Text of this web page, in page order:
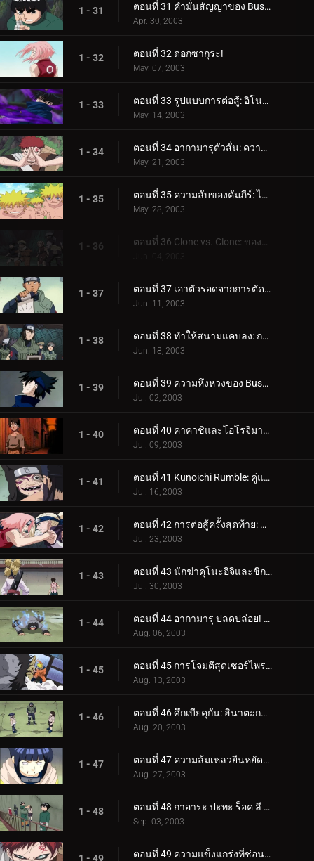
1 - 31 ตอนที่ 31 คำมั่นสัญญาของ Bushy Brow: ความรักและการคุ้มครองที่ไม่มีวันสิ้นสุด
Apr. 30, 2003
1 - 32 ตอนที่ 32 ดอกซากุระ!
May. 07, 2003
1 - 33 ตอนที่ 33 รูปแบบการต่อสู้: อิโนะ-ชิกะ-โจ!
May. 14, 2003
1 - 34 ตอนที่ 34 อากามารุตัวสั่น: ความแข็งแกร่งอันโหดร้ายของกาอาระ!
May. 21, 2003
1 - 35 ตอนที่ 35 ความลับของคัมภีร์: ไม่อนุญาตให้แอบดู
May. 28, 2003
1 - 36
Jun. 04, 2003
1 - 37 ตอนที่ 37 เอาตัวรอดจากการตัด! Rookie Nine มารวมตัวกันอีกครั้ง!
Jun. 11, 2003
1 - 38 ตอนที่ 38 ทำให้สนามแคบลง: การกำจัดความตายอย่างกะทันหัน!
Jun. 18, 2003
1 - 39 ตอนที่ 39 ความหึงหวงของ Bushy Brow - Lions Barrage ปลดปล่อย!
Jul. 02, 2003
1 - 40 ตอนที่ 40 คาคาชิและโอโรจิมารุเผชิญหน้ากัน!
Jul. 09, 2003
1 - 41 ตอนที่ 41 Kunoichi Rumble: คู่แข่งเริ่มจริงจัง!
Jul. 16, 2003
1 - 42 ตอนที่ 42 การต่อสู้ครั้งสุดท้าย: ชะอำ!
Jul. 23, 2003
1 - 43 ตอนที่ 43 นักฆ่าคุโนะอิจิและชิกามารุตัวสั่น
Jul. 30, 2003
1 - 44 ตอนที่ 44 อากามารุ ปลดปล่อย! ใครคือสุนัขตัวท็อปตอนนี้?
Aug. 06, 2003
1 - 45 ตอนที่ 45 การโจมตีสุดเซอร์ไพรส์! อาวุธลับของนารูโตะ!
Aug. 13, 2003
1 - 46 ตอนที่ 46 ศึกเบียคุกัน: ฮินาตะกล้าแกร่ง!
Aug. 20, 2003
1 - 47 ตอนที่ 47 ความล้มเหลวยืนหยัดสูง!
Aug. 27, 2003
1 - 48 ตอนที่ 48 กาอาระ ปะทะ ร็อค ลี พลังแห่งความเยาว์วัยระเบิด!
Sep. 03, 2003
1 - 49 ตอนที่ 49 ความแข็งแกร่งที่ซ่อนอยู่ของลี: คาถาลับต้องห้าม!